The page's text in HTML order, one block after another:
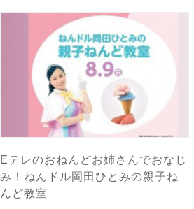
Eテレのおねんどお姉さんでおなじ
み！ねんドル岡田ひとみの親子ね
んど教室